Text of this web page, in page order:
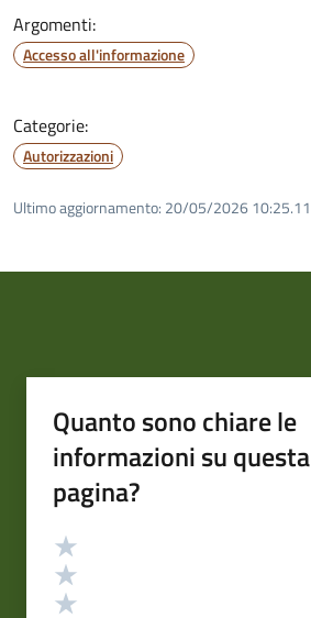
Argomenti:
Accesso all'informazione
Categorie:
Autorizzazioni
Ultimo aggiornamento: 20/05/2026 10:25.11
Quanto sono chiare le
informazioni su questa
pagina?
Valutazione